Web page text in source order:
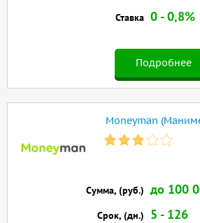
Подробнее
Ставка 0 - 0,8%
Moneyman
Сумма, (руб.) до 100
Срок, (дн.) 5 - 126